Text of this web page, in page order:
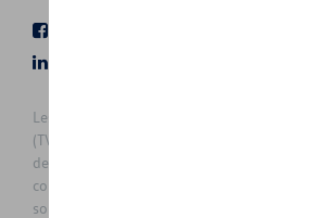
Les prix affichés sur le présent site sont des
(TVAc), hors éventuels frais de montage.
de vente actuel et les éventuels frais de
contacter votre concessionnaire/agent. Les
sont sujets à des changements sans préavis.